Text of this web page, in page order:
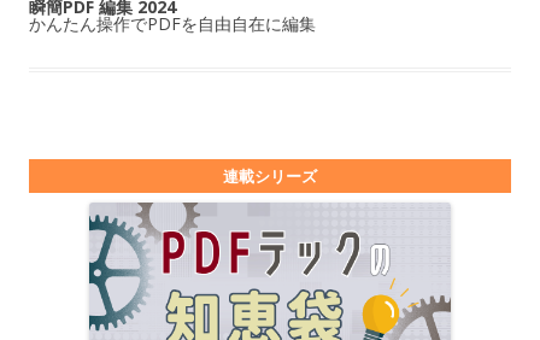
瞬簡PDF 編集 2024
かんたん操作でPDFを自由自在に編集
連載シリーズ